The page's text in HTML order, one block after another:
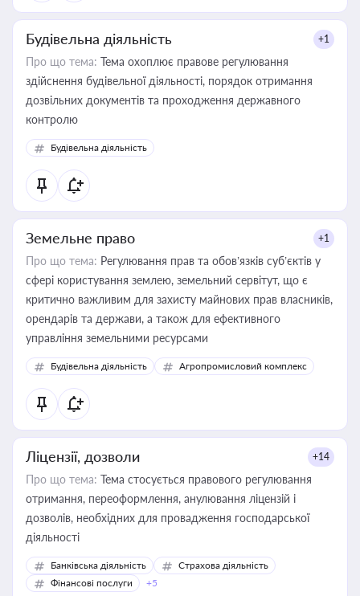
Будівельна діяльність +1
Про що тема: Тема охоплює правове регулювання
здійснення будівельної діяльності, порядок отримання
дозвільних документів та проходження державного
контролю
Будівельна діяльність
Земельне право +1
Про що тема: Регулювання прав та обов’язків суб’єктів у
сфері користування землею, земельний сервітут, що є
критично важливим для захисту майнових прав власників,
орендарів та держави, а також для ефективного
управління земельними ресурсами
Будівельна діяльність Агропромисловий комплекс
Ліцензії, дозволи +14
Про що тема: Тема стосується правового регулювання
отримання, переоформлення, анулювання ліцензій і
дозволів, необхідних для провадження господарської
діяльності
Банківська діяльність
Страхова діяльність
Фінансові послуги
+5